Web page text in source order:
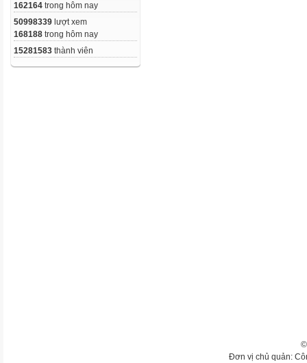
162164 trong hôm nay
50998339 lượt xem
168188 trong hôm nay
15281583 thành viên
Đơn vị chủ quản: